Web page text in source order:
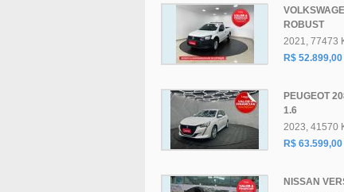
ROBUST
2021, 77473
R$ 52.899,00
PEUGEOT
1.6
2023, 41570
R$ 63.599,00
NISSAN